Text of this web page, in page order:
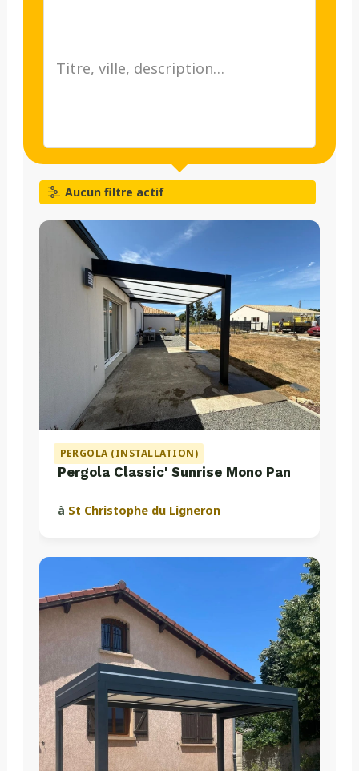
Aucun filtre actif
PERGOLA (INSTALLATION)
Pergola Classic' Sunrise Mono Pan
à St Christophe du Ligneron